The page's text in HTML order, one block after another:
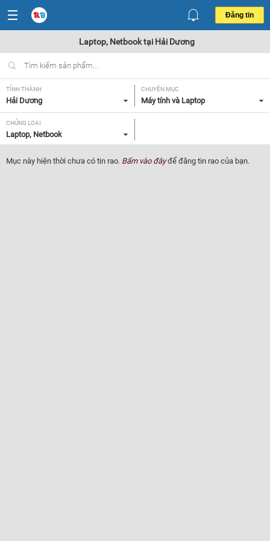
Đăng tin
Laptop, Netbook tại Hải Dương
TỈNH THÀNH
Hải Dương
CHUYÊN MỤC
Máy tính và Laptop
CHỦNG LOẠI
Laptop, Netbook
Mục này hiện thời chưa có tin rao. Bấm vào đâyđể đăng tin rao của bạn.